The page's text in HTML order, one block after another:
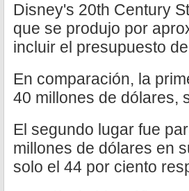
Disney's 20th Century
que se produjo por
incluir el presupuesto
En comparación, la
40 millones de dólares,
El segundo lugar fue
millones de dólares en
solo el 44 por ciento